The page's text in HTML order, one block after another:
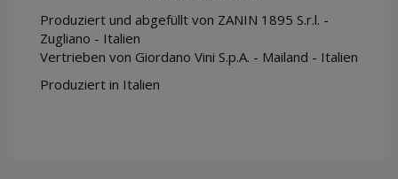
Produziert und abgefüllt von ZANIN 1895 S.r.l. -
Zugliano - Italien
Vertrieben von Giordano Vini S.p.A. - Mailand - Italien
Produziert in Italien